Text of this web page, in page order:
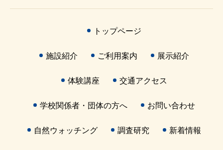
トップページ
施設紹介 ご利用案内 展示紹介
体験講座 交通アクセス
学校関係者・団体の方へ お問い合わせ
自然ウォッチング 調査研究 新着情報